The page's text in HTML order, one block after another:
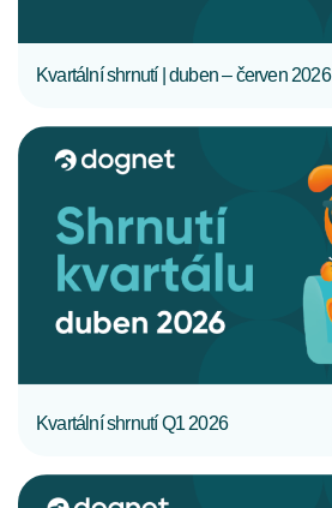
Kvartální shrnutí | duben – červen 2026
Kvartální shrnutí Q1 2026